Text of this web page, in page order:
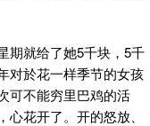
期就给了她5千块，5千
对於花一样季节的女孩
可不能穷里巴鸡的活
花开了。开的怒放、